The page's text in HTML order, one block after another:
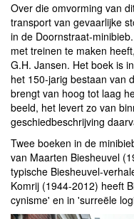
Over die omvorming van
transport van gevaarlijke
in de Doornstraat-
met treinen te maken
G.H. Jansen. Het boek is
het 150-jarig bestaan van
brengt van hoog tot laag
beeld, het levert zo van
geschiedbeschrijving
Twee boeken in de
van Maarten Biesheuvel
typische Biesheuvel-
Komrij (1944-2012) heeft
cynisme' en in 'surreële